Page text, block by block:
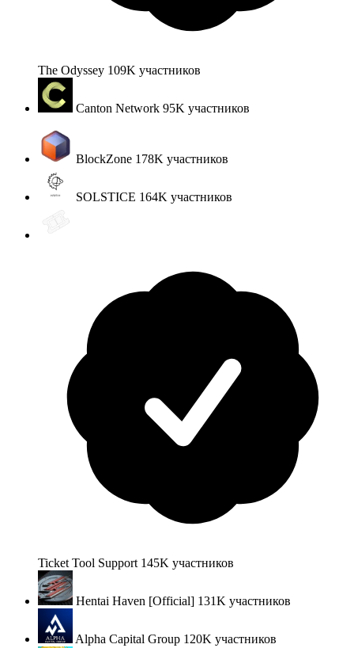
The Odyssey 109K участников
Canton Network 95K участников
BlockZone 178K участников
SOLSTICE 164K участников
Ticket Tool Support 145K участников
Hentai Haven [Official] 131K участников
Alpha Capital Group 120K участников